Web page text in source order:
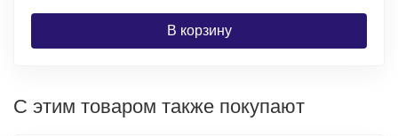
В корзину
С этим товаром также покупают